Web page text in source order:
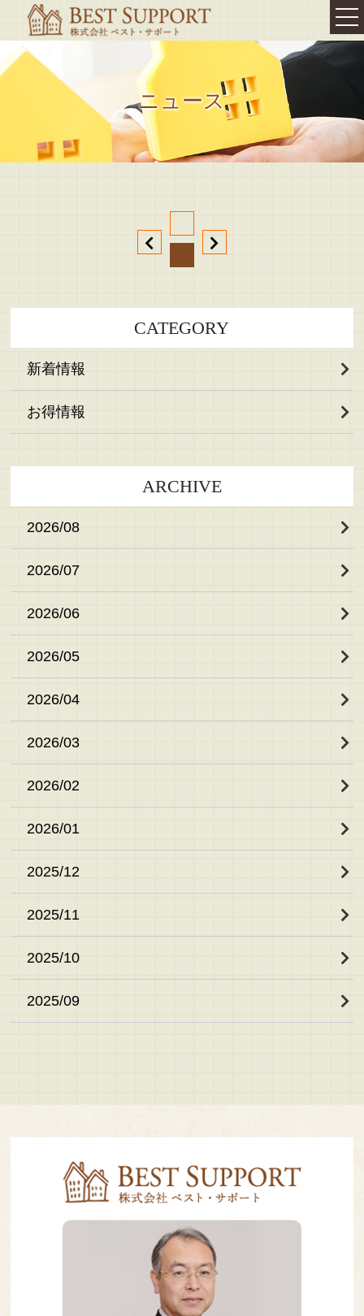
TOP
我が家の
相続対策・終活
相続
コンサルティング
相続診断
遺言書の作成
不動産お役立ち情報
代表挨拶
お問い合わせ
サイトマップ
ニュース
CATEGORY
新着情報
お得情報
ARCHIVE
2026/08
2026/07
2026/06
2026/05
2026/04
2026/03
2026/02
2026/01
2025/12
2025/11
2025/10
2025/09